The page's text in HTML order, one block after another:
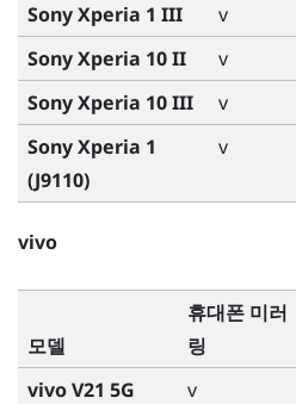
Sony Xperia 1 III
v
Sony Xperia 10 II
v
Sony Xperia 10 III
v
Sony Xperia 1
(J9110)
v
vivo
모델
휴대폰 미러
링
vivo V21 5G
v